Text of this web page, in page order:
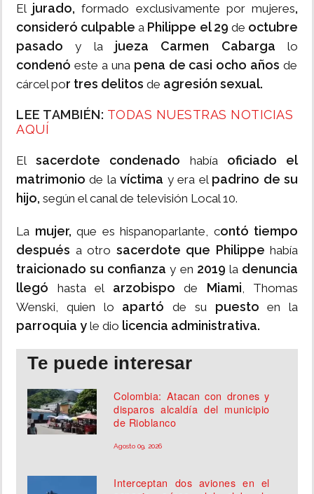
El jurado, formado exclusivamente por mujeres,
consideró culpable a Philippe el 29 de octubre
pasado y lajueza Carmen Cabarga lo
condenó este a una pena de casi ocho añosde
cárcel por tres delitos de agresión sexual.
LEE TAMBIÉN: TODAS NUESTRAS NOTICIAS
AQUÍ
El sacerdote condenado habíaoficiado el
matrimoniode lavíctima y era el padrino de su
hijo, según el canal de televisión Local 10.
La mujer, que es hispanoparlante, contó tiempo
después a otro sacerdote que Philippe había
traicionado su confianza y en 2019 la denuncia
llegó hasta el arzobispo de Miami, Thomas
Wenski, quien lo apartó de su puesto en la
parroquia y le dio licencia administrativa.
Te puede interesar
Colombia: Atacan con drones y
disparos alcaldía del municipio
de Rioblanco
Agosto 09, 2026
Interceptan dos aviones en el